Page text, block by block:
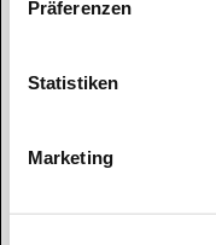
Präferenzen
Statistiken
Marketing
17 am Lager